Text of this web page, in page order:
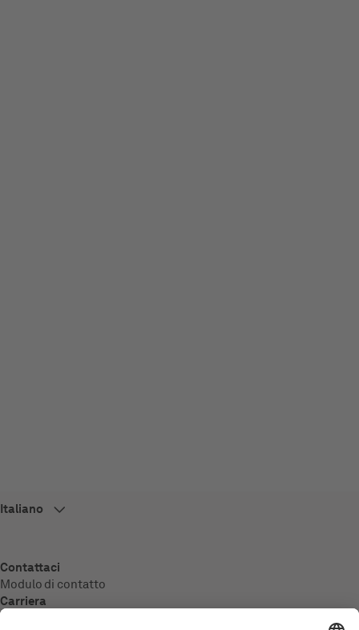
Contattaci
Modulo di contatto
Carriera
Panoramica